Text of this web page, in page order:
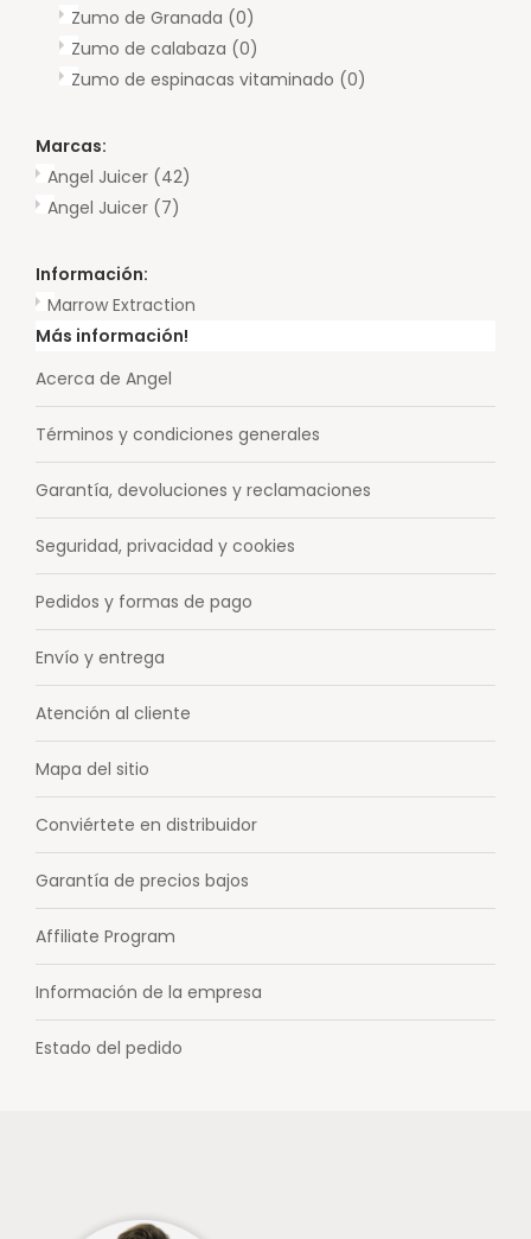
Zumo de Granada (0)
Zumo de calabaza (0)
Zumo de espinacas vitaminado (0)
Marcas:
Angel Juicer (42)
Angel Juicer (7)
Información:
Marrow Extraction
Más información!
Acerca de Angel
Términos y condiciones generales
Garantía, devoluciones y reclamaciones
Seguridad, privacidad y cookies
Pedidos y formas de pago
Envío y entrega
Atención al cliente
Mapa del sitio
Conviértete en distribuidor
Garantía de precios bajos
Affiliate Program
Información de la empresa
Estado del pedido